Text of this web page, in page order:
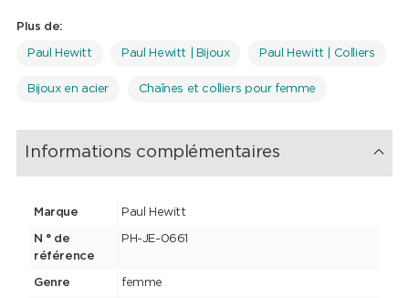
Plus de:
Paul Hewitt Paul Hewitt | Bijoux Paul Hewitt | Colliers
Bijoux en acier Chaînes et colliers pour femme
Informations complémentaires
Marque Paul Hewitt
N ° de
référence
PH-JE-0661
Genre femme